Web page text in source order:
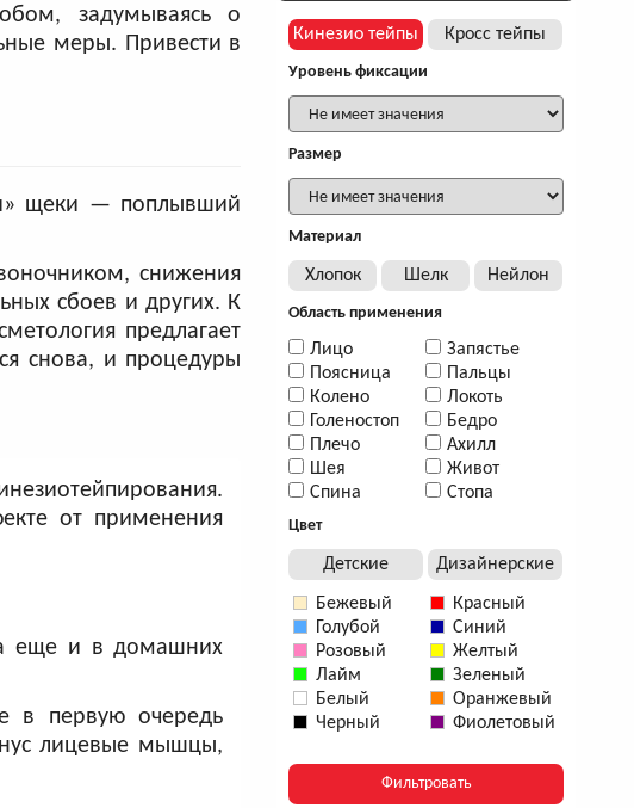
задумываясь о
меры. Привести в
щеки — поплывший
снижения
сбоев и других. К
предлагает
снова, и процедуры
от применения
еще и в домашних
в первую очередь
лицевые мышцы,
Кинезио тейпы Кросс тейпы
Уровень фиксации
Размер
Материал
Хлопок Шелк Нейлон
Область применения
Лицо
Поясница
Колено
Голеностоп
Плечо
Шея
Спина
Запястье
Пальцы
Локоть
Бедро
Ахилл
Живот
Стопа
Цвет
Детские Дизайнерские
Бежевый
Голубой
Розовый
Лайм
Белый
Черный
Красный
Синий
Желтый
Зеленый
Оранжевый
Фиолетовый